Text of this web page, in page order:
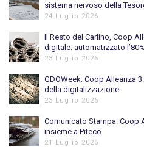
sistema nervoso della
24 Luglio 2026
Il Resto del Carlino, Coop
digitale: automatizzato
23 Luglio 2026
GDOWeek: Coop Alleanza
della digitalizzazione
23 Luglio 2026
Comunicato Stampa: Coop
insieme a Piteco
21 Luglio 2026